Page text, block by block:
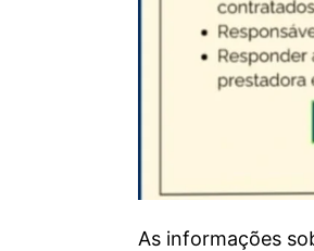
As informações